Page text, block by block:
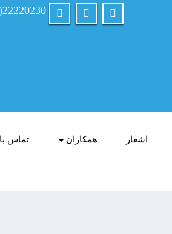
اشعار همکاران تماس